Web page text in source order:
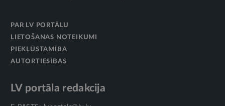
PAR LV PORTĀLU
LIETOŠANAS NOTEIKUMI
PIEKĻŪSTAMĪBA
AUTORTIESĪBAS
LV portāla redakcija